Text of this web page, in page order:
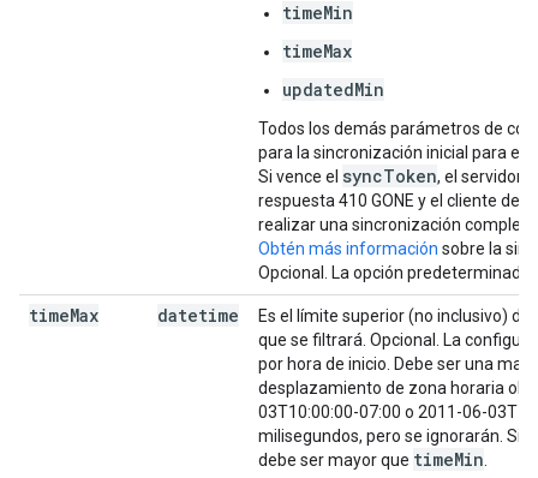
timeMin
timeMax
updatedMin
Todos los demás parámetros de
para la sincronización inicial para
Si vence el syncToken, el servidor
respuesta 410 GONE y el cliente
realizar una sincronización
Obtén más información sobre la
Opcional. La opción
timeMax datetime
Es el límite superior (no inclusivo)
que se filtrará. Opcional. La
por hora de inicio. Debe ser una
desplazamiento de zona horaria
03T10:00:00-07:00 o 2011-06-
milisegundos, pero se ignorarán. Si
debe ser mayor que timeMin